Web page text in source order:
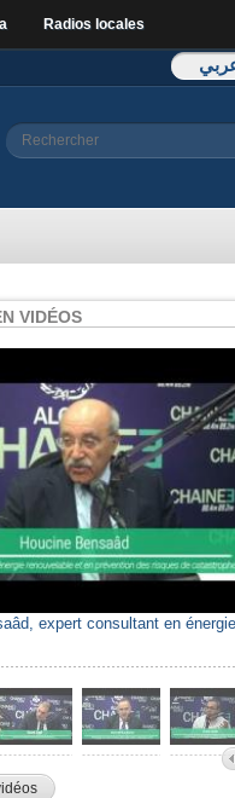
Radios locales
Formulaire de
Rechercher
VIDÉOS
expert consultant en énergie